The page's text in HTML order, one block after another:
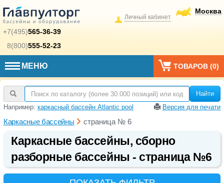
+7(495)565-36-39
8(800)555-52-23
Москва
Личный кабинет
МЕНЮ ТОВАРОВ (0)
Найти
Например: каркасный бассейн Atlantic pool Версия для печати
Каркасные бассейны страница № 6
Каркасные бассейны, сборно
разборные бассейны - страница №6